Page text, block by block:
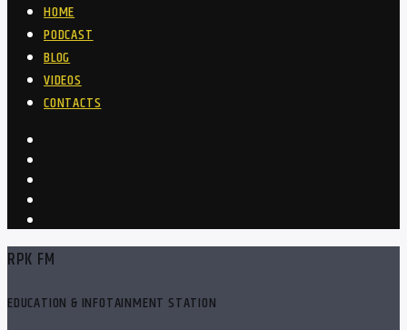
HOME
PODCAST
BLOG
VIDEOS
CONTACTS
RPK FM
EDUCATION & INFOTAINMENT STATION